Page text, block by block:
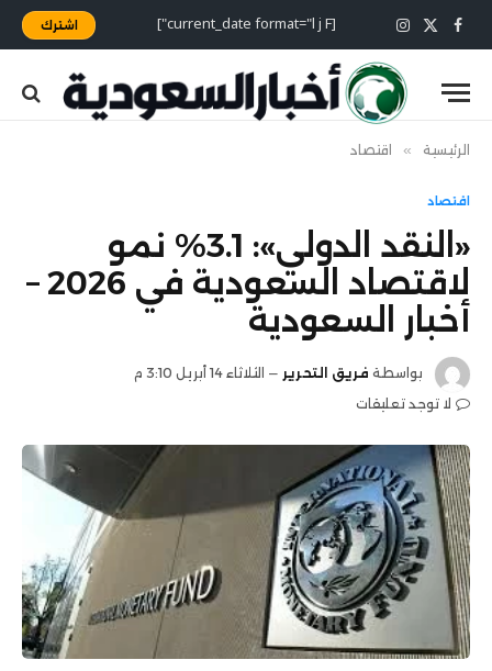
فيسبوك
X
(Twitter)
الانستغرام [current_date format="l j F"] اشترك
الرئيسية » اقتصاد
اقتصاد
«النقد الدولي»: 3.1% نمو
لاقتصاد السعودية في 2026 –
أخبار السعودية
بواسطة فريق التحرير
الثلاثاء 14 أبريل 3:10 م
لا توجد تعليقات